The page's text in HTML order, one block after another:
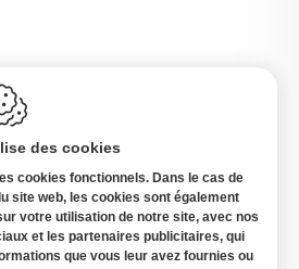
des cookies
cookies fonctionnels. Dans le cas de
site web, les cookies sont également
votre utilisation de notre site, avec nos
et les partenaires publicitaires, qui
que vous leur avez fournies ou